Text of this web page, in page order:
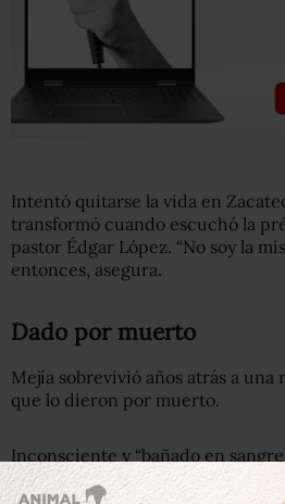
Intentó quitarse la vida en
transformó cuando escuchó la
pastor Édgar López. “No soy la
entonces, asegura.
Dado por muerto
Mejía sobrevivió años atrás a
que lo dieron por muerto.
Inconsciente y “bañado en
cadáveres de otros reclusos a